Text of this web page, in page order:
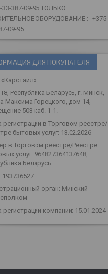
33-387-09-95 ТОЛЬКО
ОБОРУДОВАНИЕ
+375-
09-95
ДЛЯ ПОКУПАТЕЛЯ
Республика Беларусь, г. Минск,
Максима Горецкого, дом 14,
503 каб. 1-1.
регистрации в Торговом реестре/
бытовых услуг: 13.02.2026
в Торговом реестре/Реестре
услуг: 964827364137648,
Беларусь
193736527
орган: Минский
регистрации компании: 15.01.2024